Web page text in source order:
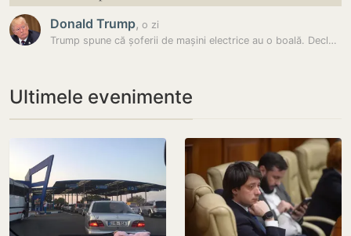
Donald Trump, o zi
Trump spune că șoferii de mașini electrice au o boală. Declarația…
Ultimele evenimente